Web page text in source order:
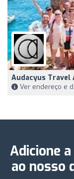
Audacyus Travel
Ver endereço e
Adicione
ao nosso